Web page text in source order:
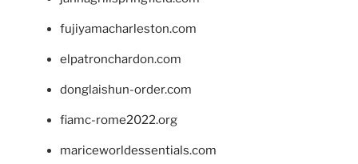
fujiyamacharleston.com
elpatronchardon.com
donglaishun-order.com
fiamc-rome2022.org
mariceworldessentials.com